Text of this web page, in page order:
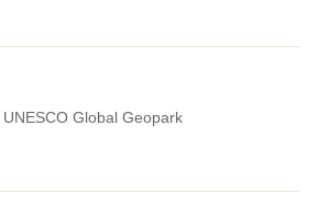
UNESCO Global Geopark